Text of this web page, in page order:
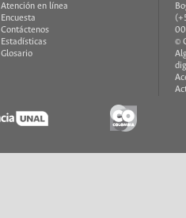
Atención en línea
Encuesta
Contáctenos
Estadísticas
Glosario
©